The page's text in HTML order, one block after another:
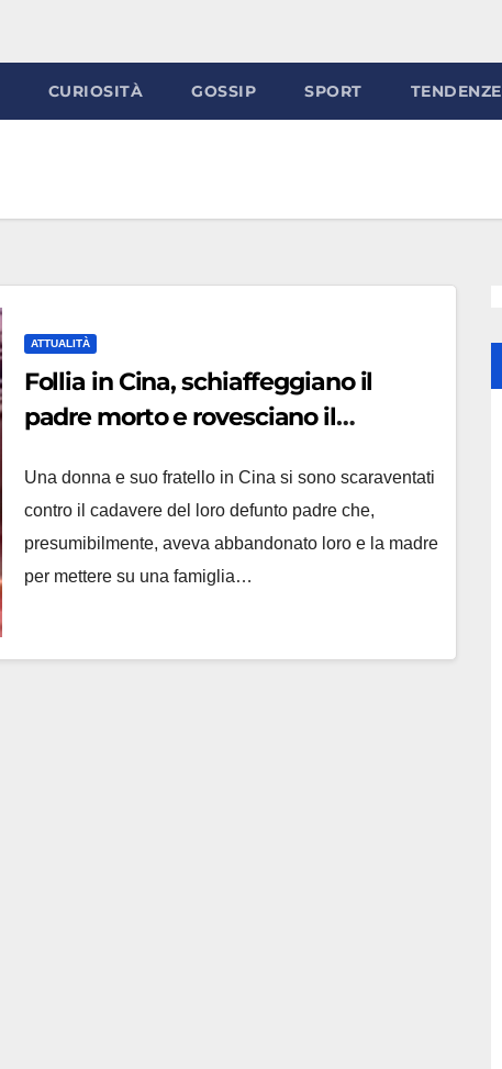
CURIOSITÀ GOSSIP SPORT TENDENZE
ATTUALITÀ
Follia in Cina, schiaffeggiano il
padre morto e rovesciano il
Una donna e suo fratello in Cina si sono scaraventati
contro il cadavere del loro defunto padre che,
presumibilmente, aveva abbandonato loro e la madre
per mettere su una famiglia…